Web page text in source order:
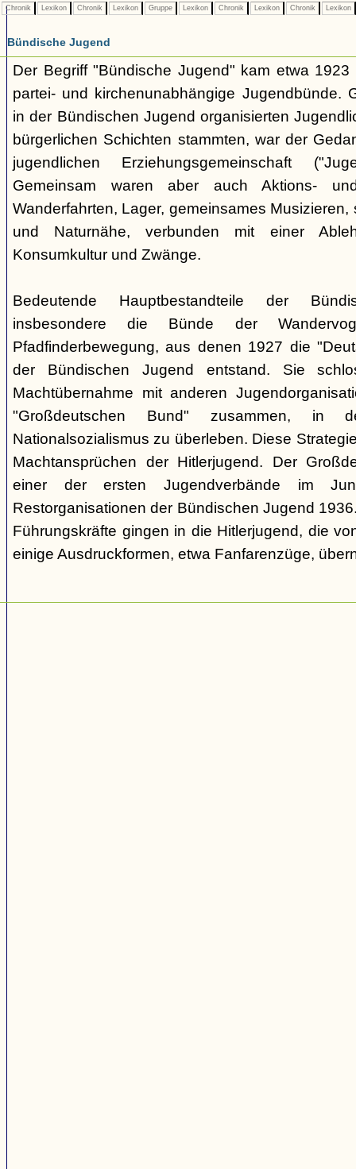
Chronik Lexikon Chronik Lexikon Gruppe Lexikon Chronik Lexikon Chronik Lexikon
Bündische Jugend
Der Begriff "Bündische Jugend" kam etwa
partei- und kirchenunabhängige Jugendbünde.
in der Bündischen Jugend organisierten
bürgerlichen Schichten stammten, war der
jugendlichen Erziehungsgemeinschaft
Gemeinsam waren aber auch Aktions-
Wanderfahrten, Lager, gemeinsames
und Naturnähe, verbunden mit einer
Konsumkultur und Zwänge.
Bedeutende Hauptbestandteile der
insbesondere die Bünde der
Pfadfinderbewegung, aus denen 1927 die
der Bündischen Jugend entstand. Sie
Machtübernahme mit anderen
"Großdeutschen Bund" zusammen,
Nationalsozialismus zu überleben. Diese
Machtansprüchen der Hitlerjugend. Der
einer der ersten Jugendverbände im
Restorganisationen der Bündischen Jugend
Führungskräfte gingen in die Hitlerjugend, die
einige Ausdruckformen, etwa Fanfarenzüge,